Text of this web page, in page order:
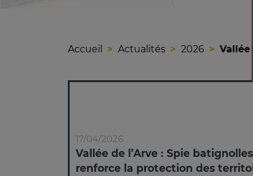
Accueil Actualités 2026
17/04/2026
Vallée de l’Arve : Spie
renforce la protection des